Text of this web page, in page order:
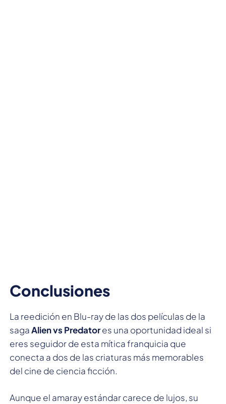
Conclusiones
La reedición en Blu-ray de las dos películas de la
sagaAlien vs Predatores una oportunidad ideal si
eres seguidor de esta mítica franquicia que
conecta a dos de las criaturas más memorables
del cine de ciencia ficción.
Aunque el amaray estándar carece de lujos, su